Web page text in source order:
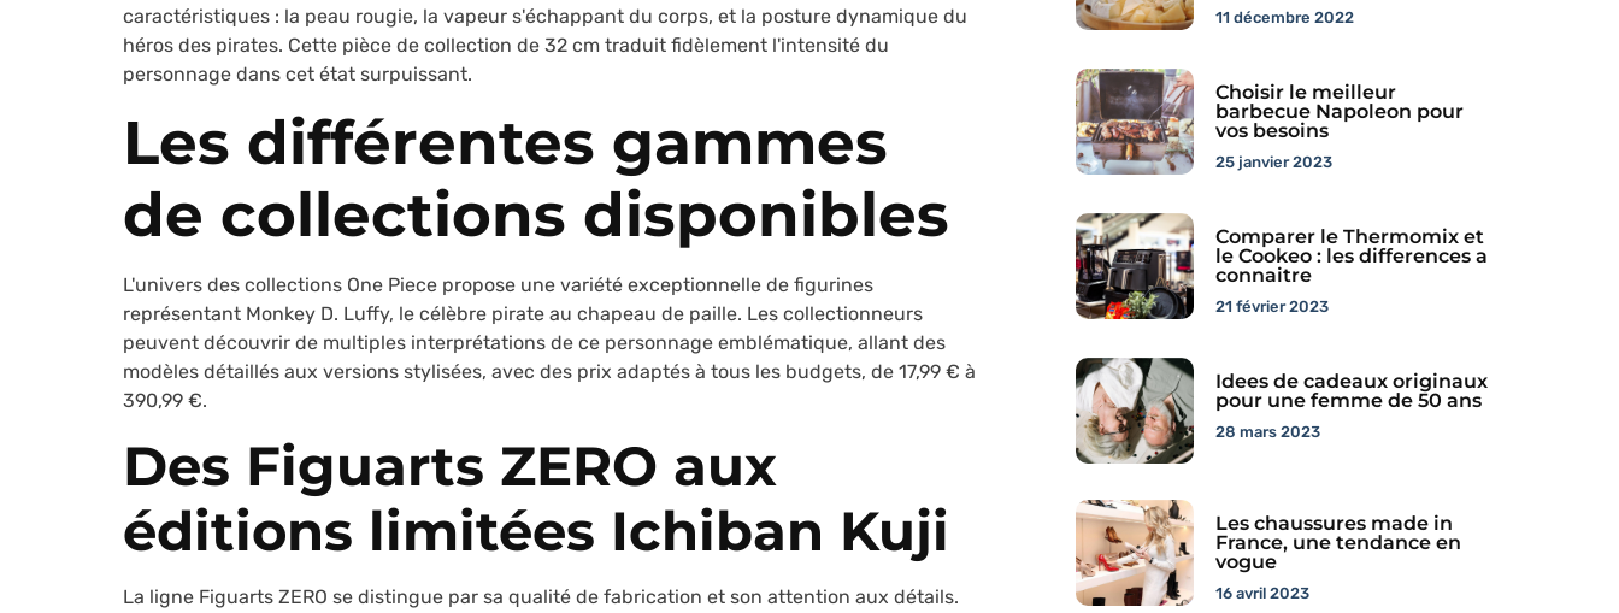
caractéristiques : la peau rougie, la vapeur s'échappant du corps, et la posture dynamique du
héros des pirates. Cette pièce de collection de 32 cm traduit fidèlement l'intensité du
personnage dans cet état surpuissant.
Les différentes gammes
de collections disponibles
L'univers des collections One Piece propose une variété exceptionnelle de figurines
représentant Monkey D. Luffy, le célèbre pirate au chapeau de paille. Les collectionneurs
peuvent découvrir de multiples interprétations de ce personnage emblématique, allant des
modèles détaillés aux versions stylisées, avec des prix adaptés à tous les budgets, de 17,99 € à
390,99 €.
Des Figuarts ZERO aux
éditions limitées Ichiban Kuji
La ligne Figuarts ZERO se distingue par sa qualité de fabrication et son attention aux détails.
11 décembre 2022
Choisir le meilleur
barbecue Napoleon pour
vos besoins
25 janvier 2023
Comparer le Thermomix et
le Cookeo : les differences a
connaitre
21 février 2023
Idees de cadeaux originaux
pour une femme de 50 ans
28 mars 2023
Les chaussures made in
France, une tendance en
vogue
16 avril 2023